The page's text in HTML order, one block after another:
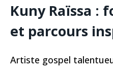
Kuny Raïssa :
et parcours
Artiste gospel